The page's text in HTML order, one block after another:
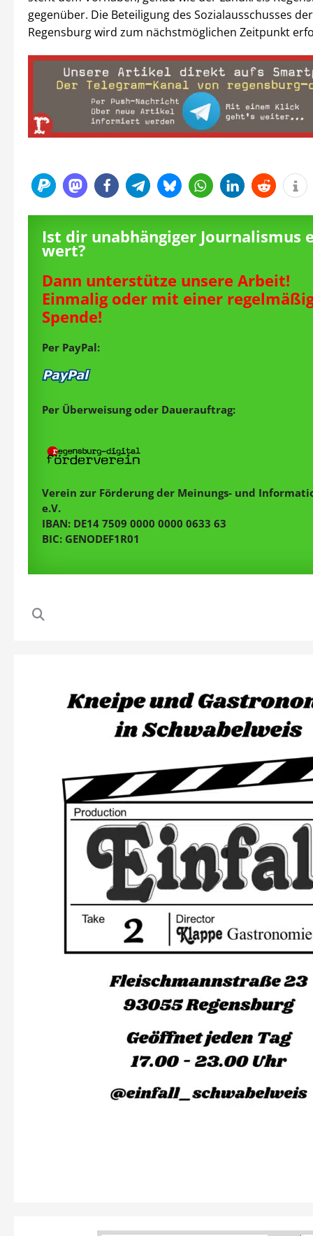
gegenüber. Die Beteiligung des Sozialausschusses
Regensburg wird zum nächstmöglichen Zeitpunkt
Ist dir unabhängiger Journalismus
wert?
Dann unterstütze unsere Arbeit!
Einmalig oder mit einer
Spende!
Per PayPal:
Per Überweisung oder Dauerauftrag:
Verein zur Förderung der Meinungs- und
e.V.
IBAN: DE14 7509 0000 0000 0633 63
BIC: GENODEF1R01